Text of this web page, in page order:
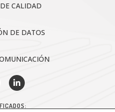
CALIDAD
DE DATOS